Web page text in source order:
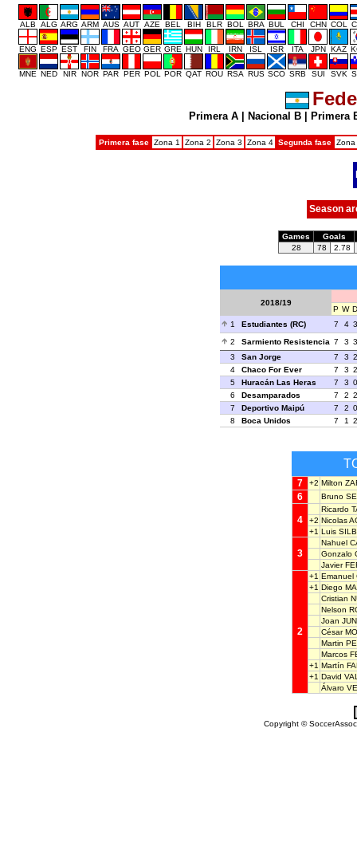
ALB ALG ARG ARM AUS AUT AZE BEL BIH BLR BOL BRA BUL CHI CHN COL
ENG ESP EST FIN FRA GEO GER GRE HUN IRL IRN ISL ISR ITA JPN KAZ
MNE NED NIR NOR PAR PER POL POR QAT ROU RSA RUS SCO SRB SUI SVK
Primera A Nacional B Primera
Primera fase Zona 1 Zona 2 Zona 3 Zona 4 Segunda fase Zona
Season
Games
Goals
28
78 2.78
2018/19
P W D
1
Estudiantes (RC) 7 4 3
2
Sarmiento Resistencia 7 3 3
3
San Jorge 7 3 2
4
Chaco For Ever 7 3 2
5
Huracán Las Heras 7 3 0
6
Desamparados 7 2 2
7
Deportivo Maipú 7 2 0
8
Boca Unidos 7 1 2
7 +2 Milton
6 Bruno
4
Ricardo
+2 Nicolas
+1 Luis
3
Nahuel
Gonzalo
Javier
2
+1 Emanuel
+1 Diego
Cristian
Nelson
Joan
César
Martin
Marcos
+1 Martín
+1 David
Álvaro
Copyright ©